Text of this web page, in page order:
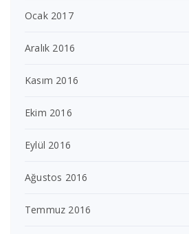
Ocak 2017
Aralık 2016
Kasım 2016
Ekim 2016
Eylül 2016
Ağustos 2016
Temmuz 2016